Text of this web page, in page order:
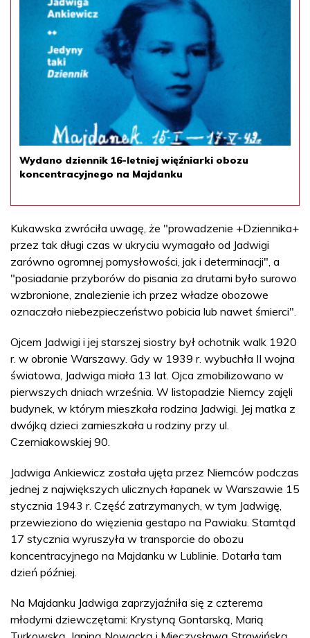
Wydano dziennik 16-letniej więźniarki obozu
koncentracyjnego na Majdanku
Kukawska zwróciła uwagę, że "prowadzenie +Dziennika+
przez tak długi czas w ukryciu wymagało od Jadwigi
zarówno ogromnej pomysłowości, jak i determinacji", a
"posiadanie przyborów do pisania za drutami było surowo
wzbronione, znalezienie ich przez władze obozowe
oznaczało niebezpieczeństwo pobicia lub nawet śmierci".
Ojcem Jadwigi i jej starszej siostry był ochotnik walk 1920
r. w obronie Warszawy. Gdy w 1939 r. wybuchła II wojna
światowa, Jadwiga miała 13 lat. Ojca zmobilizowano w
pierwszych dniach września. W listopadzie Niemcy zajęli
budynek, w którym mieszkała rodzina Jadwigi. Jej matka z
dwójką dzieci zamieszkała u rodziny przy ul.
Czerniakowskiej 90.
Jadwiga Ankiewicz została ujęta przez Niemców podczas
jednej z największych ulicznych łapanek w Warszawie 15
stycznia 1943 r. Część zatrzymanych, w tym Jadwigę,
przewieziono do więzienia gestapo na Pawiaku. Stamtąd
17 stycznia wyruszyła w transporcie do obozu
koncentracyjnego na Majdanku w Lublinie. Dotarła tam
dzień później.
Na Majdanku Jadwiga zaprzyjaźniła się z czterema
młodymi dziewczętami: Krystyną Gontarską, Marią